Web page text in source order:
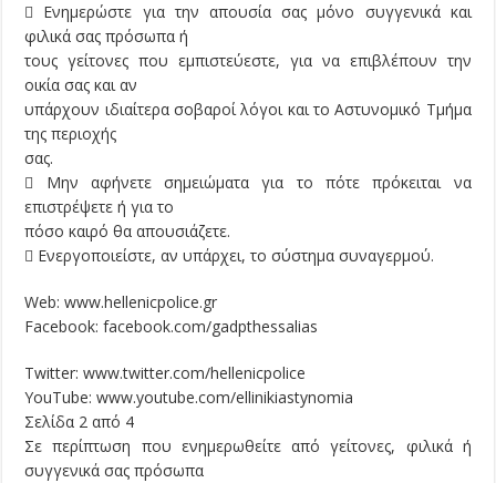
 Ενημερώστε για την απουσία σας µόνο συγγενικά και
φιλικά σας πρόσωπα ή
τους γείτονες που εμπιστεύεστε, για να επιβλέπουν την
οικία σας και αν
υπάρχουν ιδιαίτερα σοβαροί λόγοι και το Αστυνομικό Τμήμα
της περιοχής
σας.
 Μην αφήνετε σημειώματα για το πότε πρόκειται να
επιστρέψετε ή για το
πόσο καιρό θα απουσιάζετε.
 Ενεργοποιείστε, αν υπάρχει, το σύστημα συναγερμού.
Web: www.hellenicpolice.gr
Facebook: facebook.com/gadpthessalias
Twitter: www.twitter.com/hellenicpolice
YouTube: www.youtube.com/ellinikiastynomia
Σελίδα 2 από 4
Σε περίπτωση που ενημερωθείτε από γείτονες, φιλικά ή
συγγενικά σας πρόσωπα